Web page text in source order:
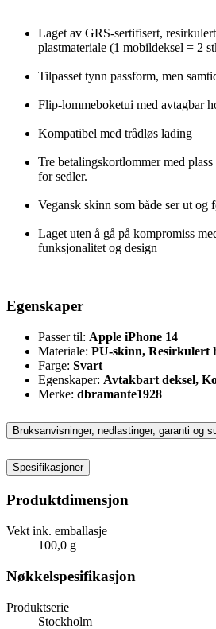
Laget av GRS-sertifisert,
plastmateriale (1 mobildeksel = 2
Tilpasset tynn passform, men
Flip-lommeboketui med avtagbar
Kompatibel med trådløs lading
Tre betalingskortlommer med
for sedler.
Vegansk skinn som både ser ut og
Laget uten å gå på kompromiss
funksjonalitet og design
Egenskaper
Passer til: Apple iPhone 14
Materiale: PU-skinn, Resirkulert
Farge: Svart
Egenskaper: Avtakbart deksel,
Merke: dbramante1928
Bruksanvisninger, nedlastinger, garanti og
Spesifikasjoner
Produktdimensjon
Vekt ink. emballasje
100,0 g
Nøkkelspesifikasjon
Produktserie
Stockholm